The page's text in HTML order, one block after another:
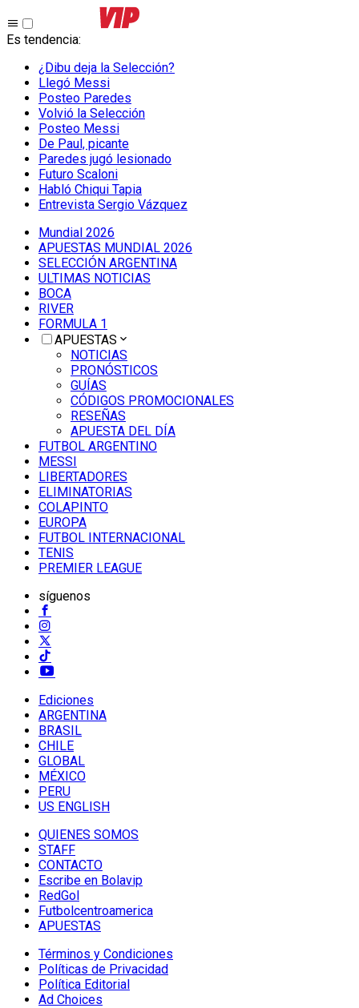
Es tendencia:
¿Dibu deja la Selección?
Llegó Messi
Posteo Paredes
Volvió la Selección
Posteo Messi
De Paul, picante
Paredes jugó lesionado
Futuro Scaloni
Habló Chiqui Tapia
Entrevista Sergio Vázquez
Mundial 2026
APUESTAS MUNDIAL 2026
SELECCIÓN ARGENTINA
ULTIMAS NOTICIAS
BOCA
RIVER
FORMULA 1
APUESTAS
NOTICIAS
PRONÓSTICOS
GUÍAS
CÓDIGOS PROMOCIONALES
RESEÑAS
APUESTA DEL DÍA
FUTBOL ARGENTINO
MESSI
LIBERTADORES
ELIMINATORIAS
COLAPINTO
EUROPA
FUTBOL INTERNACIONAL
TENIS
PREMIER LEAGUE
síguenos
Ediciones
ARGENTINA
BRASIL
CHILE
GLOBAL
MÉXICO
PERU
US ENGLISH
QUIENES SOMOS
STAFF
CONTACTO
Escribe en Bolavip
RedGol
Futbolcentroamerica
APUESTAS
Términos y Condiciones
Políticas de Privacidad
Política Editorial
Ad Choices